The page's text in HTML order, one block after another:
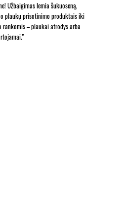
Užbaigimas lemia šukuoseną,
plaukų prisotinimo produktais iki
– plaukai atrodys arba